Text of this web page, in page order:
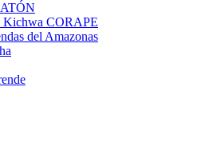
Kichwa CORAPE
del Amazonas